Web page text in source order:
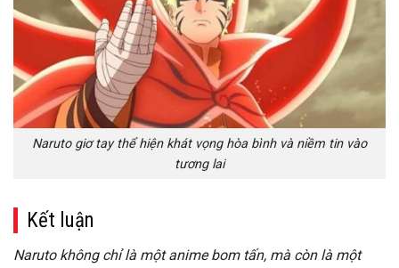
Naruto giơ tay thể hiện khát vọng hòa bình và niềm tin vào
tương lai
Kết luận
Naruto không chỉ là một anime bom tấn, mà còn là một